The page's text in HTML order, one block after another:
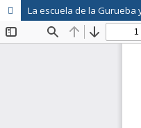
La escuela de la Gurueba